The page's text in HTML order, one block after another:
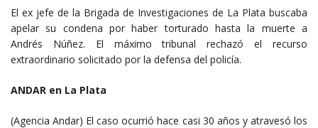
El ex jefe de la Brigada de Investigaciones de La Plata buscaba
apelar su condena por haber torturado hasta la muerte a
Andrés Núñez. El máximo tribunal rechazó el recurso
extraordinario solicitado por la defensa del policía.
ANDAR en La Plata
(Agencia Andar) El caso ocurrió hace casi 30 años y atravesó los